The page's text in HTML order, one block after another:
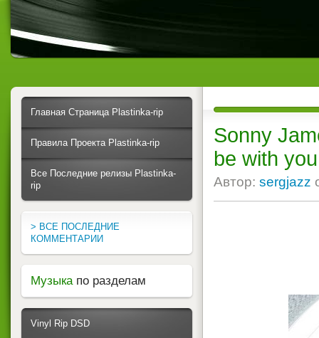
Sonny
be with
Автор: sergjazz
Главная Страница Plastinka-rip
Правила Проекта Plastinka-rip
Все Последние релизы Plastinka-
rip
> ВСЕ ПОСЛЕДНИЕ
КОММЕНТАРИИ
Музыка по разделам
Vinyl Rip DSD